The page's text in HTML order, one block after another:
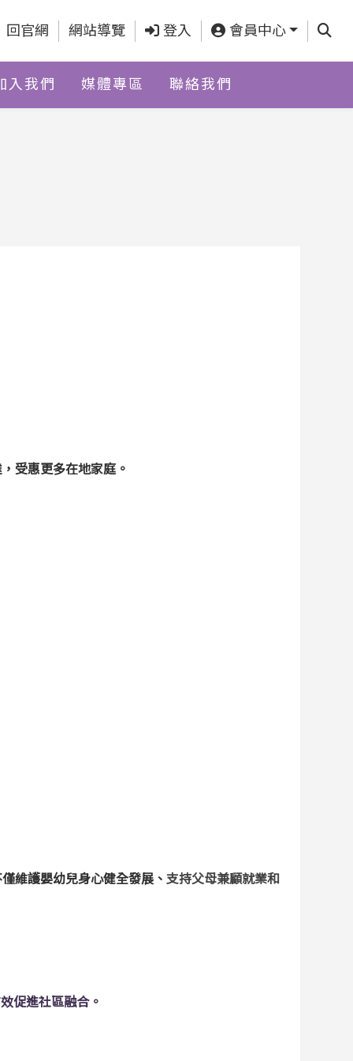
回官網 網站導覽 登入 會員中心 查詢
入我們 媒體專區 聯絡我們
受惠更多在地家庭。
維護嬰幼兒身心健全發展、 支持父母兼顧就業和
促進社區融合。